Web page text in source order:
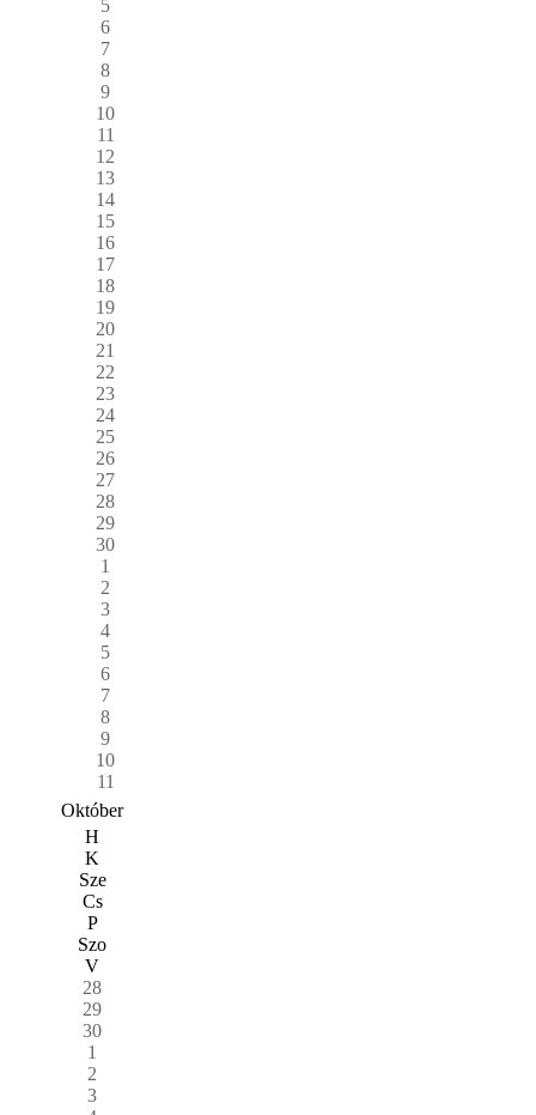
5
6
7
8
9
10
11
12
13
14
15
16
17
18
19
20
21
22
23
24
25
26
27
28
29
30
1
2
3
4
5
6
7
8
9
10
11
Október
H
K
Sze
Cs
P
Szo
V
28
29
30
1
2
3